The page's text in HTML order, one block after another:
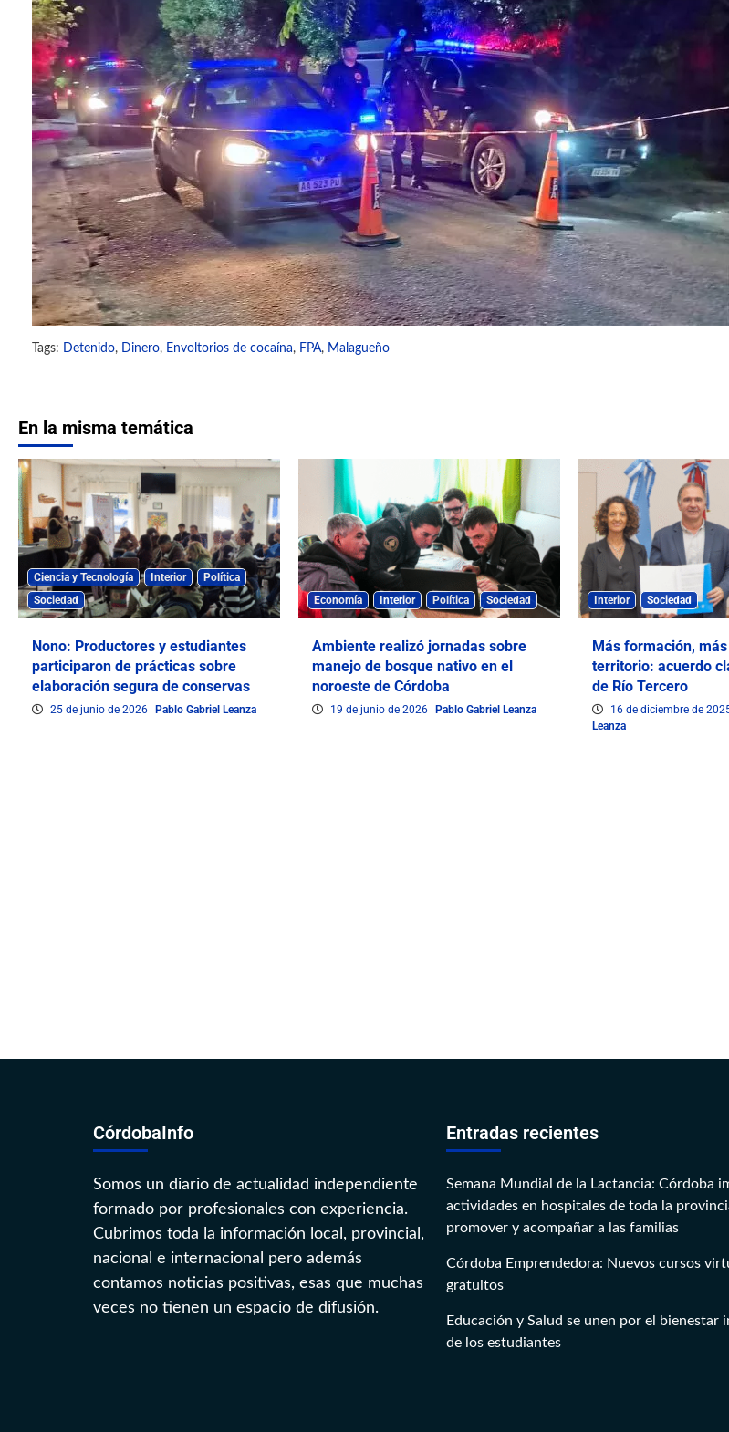
Tags: Detenido, Dinero, Envoltorios de cocaína, FPA, Malagueño
En la misma temática
Ciencia y Tecnología Interior
Política
Sociedad
Nono: Productores y estudiantes
participaron de prácticas sobre
elaboración segura de conservas
25 de junio de 2026 Pablo Gabriel Leanza
Economía Interior Política Sociedad
Ambiente realizó jornadas sobre
manejo de bosque nativo en el
noroeste de Córdoba
19 de junio de 2026 Pablo Gabriel Leanza
Interior Sociedad
Más formación,
territorio: acuerdo
de Río Tercero
16 de diciembre de
Leanza
CórdobaInfo
Somos un diario de actualidad independiente
formado por profesionales con experiencia.
Cubrimos toda la información local, provincial,
nacional e internacional pero además
contamos noticias positivas, esas que muchas
veces no tienen un espacio de difusión.
Entradas recientes
Semana Mundial de la Lactancia: Córdoba
actividades en hospitales de toda la
promover y acompañar a las familias
Córdoba Emprendedora: Nuevos cursos
gratuitos
Educación y Salud se unen por el bienestar
de los estudiantes